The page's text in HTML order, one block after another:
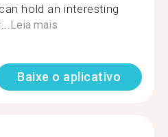
hold an interesting
Leia mais
Baixe o aplicativo